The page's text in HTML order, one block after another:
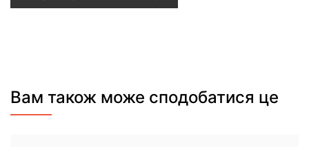
Вам також може сподобатися це